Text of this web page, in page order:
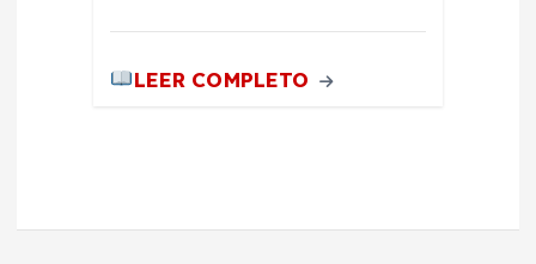
LEER COMPLETO